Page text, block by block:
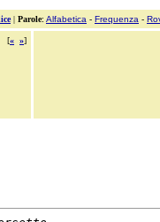
| Parole: Alfabetica - Frequenza -
[« »]